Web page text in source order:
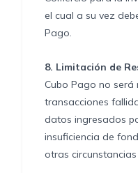
el cual a su vez
Pago.
8. Limitación de
Cubo Pago no será
transacciones
datos ingresados
insuficiencia de
otras